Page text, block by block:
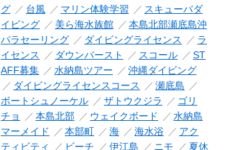
グ
台風 マリン体験学習
スキューバダ
イビング
美ら海水族館
本島北部瀬底島沖
パラセーリング
ダイビングライセンス
ラ
イセンス
ダウンバースト スコール
ST
AFF募集
水納島ツアー
沖縄ダイビング
ダイビングライセンスコース
瀬底島
ボートシュノーケル
ザトウクジラ
ゴリ
チョ
本島北部 ウェイクボード
水納島
マーメイド
本部町 海 海水浴
アク
ティビティ
ビーチ 伊江島 ニモ
夏休